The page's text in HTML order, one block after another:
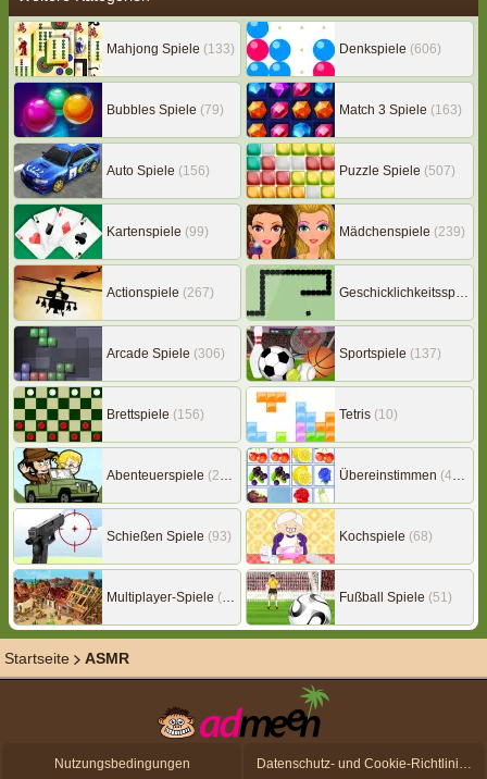
Mahjong Spiele (133) Denkspiele (606)
Bubbles Spiele (79) Match 3 Spiele (163)
Auto Spiele (156) Puzzle Spiele (507)
Kartenspiele (99) Mädchenspiele (239)
Actionspiele (267) Geschicklichkeitsspiele
Arcade Spiele (306) Sportspiele (137)
Brettspiele (156) Tetris (10)
Abenteuerspiele (217) Übereinstimmen (453)
Schießen Spiele (93) Kochspiele (68)
Multiplayer-Spiele (149) Fußball Spiele (51)
Startseite ASMR
Nutzungsbedingungen Datenschutz- und Cookie-Richtlinien